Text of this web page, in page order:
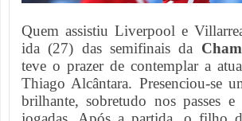
Quem assistiu Liverpool e
ida (27) das semifinais da
teve o prazer de contemplar a
Thiago Alcântara. Presenciou-se
brilhante, sobretudo nos passes